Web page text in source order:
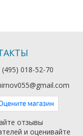
(495) 018-52-70